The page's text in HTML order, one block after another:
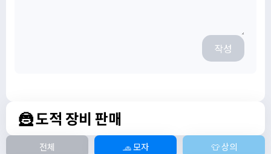
작성
🦹 도적 장비 판매
전체 🧢 모자 👕 상의